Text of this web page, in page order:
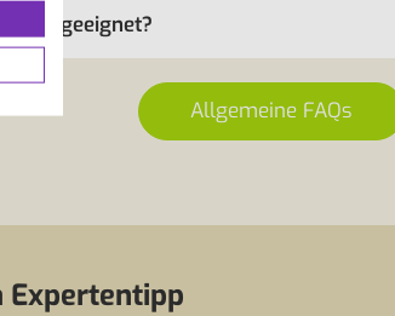
geeignet?
Allgemeine FAQs
Expertentipp